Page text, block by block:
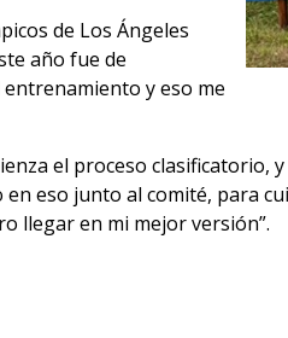
de Los Ángeles
año fue de
y eso me
el proceso clasificatorio,
eso junto al comité, para
llegar en mi mejor versión”.